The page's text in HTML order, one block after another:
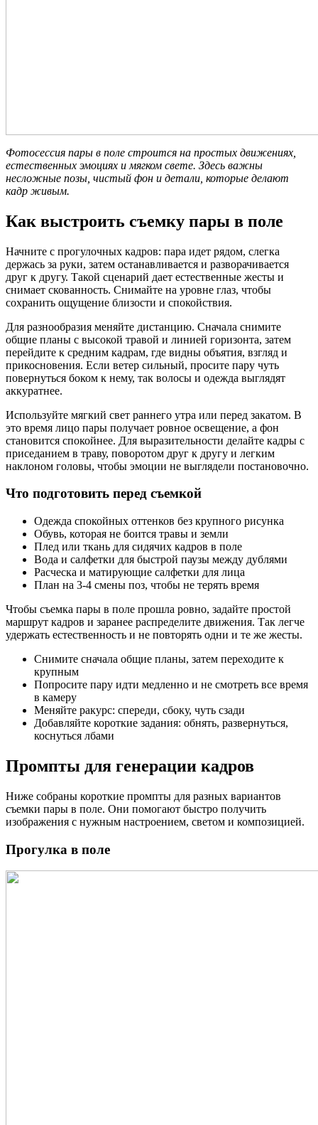
Фотосессия пары в поле строится на простых движениях,
естественных эмоциях и мягком свете. Здесь важны
несложные позы, чистый фон и детали, которые делают
кадр живым.
Как выстроить съемку пары в поле
Начните с прогулочных кадров: пара идет рядом, слегка
держась за руки, затем останавливается и разворачивается
друг к другу. Такой сценарий дает естественные жесты и
снимает скованность. Снимайте на уровне глаз, чтобы
сохранить ощущение близости и спокойствия.
Для разнообразия меняйте дистанцию. Сначала снимите
общие планы с высокой травой и линией горизонта, затем
перейдите к средним кадрам, где видны объятия, взгляд и
прикосновения. Если ветер сильный, просите пару чуть
повернуться боком к нему, так волосы и одежда выглядят
аккуратнее.
Используйте мягкий свет раннего утра или перед закатом. В
это время лицо пары получает ровное освещение, а фон
становится спокойнее. Для выразительности делайте кадры с
приседанием в траву, поворотом друг к другу и легким
наклоном головы, чтобы эмоции не выглядели постановочно.
Что подготовить перед съемкой
Одежда спокойных оттенков без крупного рисунка
Обувь, которая не боится травы и земли
Плед или ткань для сидячих кадров в поле
Вода и салфетки для быстрой паузы между дублями
Расческа и матирующие салфетки для лица
План на 3-4 смены поз, чтобы не терять время
Чтобы съемка пары в поле прошла ровно, задайте простой
маршрут кадров и заранее распределите движения. Так легче
удержать естественность и не повторять одни и те же жесты.
Снимите сначала общие планы, затем переходите к
крупным
Попросите пару идти медленно и не смотреть все время
в камеру
Меняйте ракурс: спереди, сбоку, чуть сзади
Добавляйте короткие задания: обнять, развернуться,
коснуться лбами
Промпты для генерации кадров
Ниже собраны короткие промпты для разных вариантов
съемки пары в поле. Они помогают быстро получить
изображения с нужным настроением, светом и композицией.
Прогулка в поле